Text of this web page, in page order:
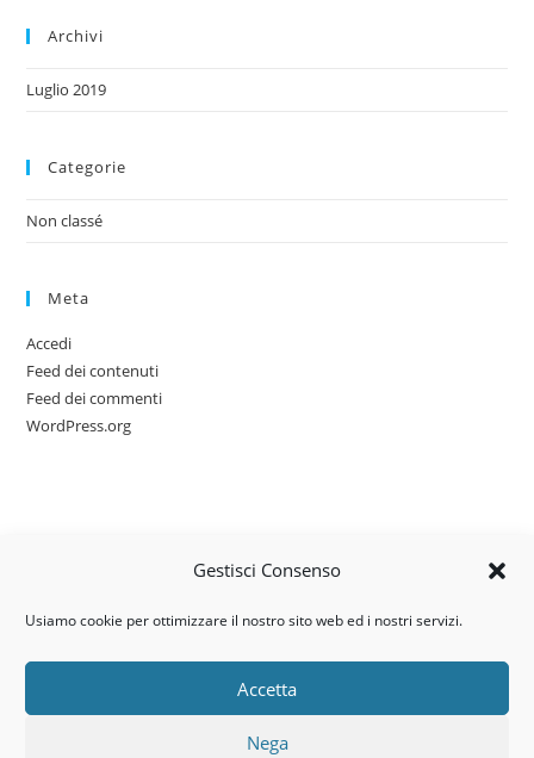
Gestisci Consenso
Usiamo cookie per ottimizzare il nostro sito web ed i nostri servizi.
Accetta
Nega
Archivi
Luglio 2019
Categorie
Non classé
Meta
Accedi
Feed dei contenuti
Feed dei commenti
WordPress.org
Via dell’artigianato, 14 – 31030